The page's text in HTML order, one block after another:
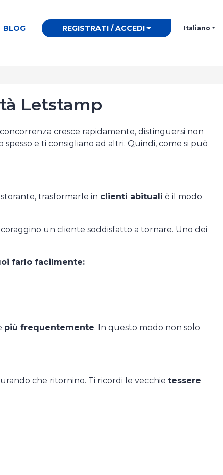
Italiano
BLOG REGISTRATI / ACCEDI
Letstamp
cresce rapidamente, distinguersi non
e ti consigliano ad altri. Quindi, come si può
trasformarle in clienti abituali è il modo
un cliente soddisfatto a tornare. Uno dei
farlo facilmente:
più frequentemente. In questo modo non solo
che ritornino. Ti ricordi le vecchie tessere